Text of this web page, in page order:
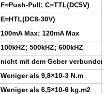
F=Push-Pull; C=TTL(DC5V)
E=HTL(DC8-30V)
100mA Max; 120mA Max
100kHZ; 500kHZ; 600kHZ
nicht mit dem Geber verbunden
Weniger als 9,8×10-3 N.m
Weniger als 6,5×10-6 kg.m2